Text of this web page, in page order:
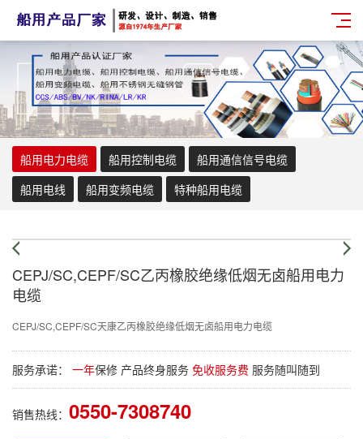
船用电力电缆 船用控制电缆
船用通信信号电缆
船用电线
船用变频电缆 特种船用电缆
CEPJ/SC,CEPF/SC乙丙橡胶绝缘低烟无卤船用电力
电缆
CEPJ/SC,CEPF/SC天康乙丙橡胶绝缘低烟无卤船用电力电缆
服务承诺： 一年保修 产品终身服务 免收服务费 服务随叫随到
销售热线： 0550-7308740